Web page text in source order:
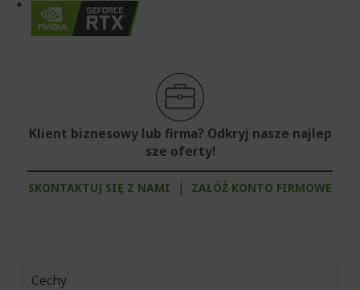
Klient biznesowy lub firma? Odkryj nasze najlep
sze oferty!
SKONTAKTUJ SIĘ Z NAMI | ZAŁÓŻ KONTO FIRMOWE
Cechy